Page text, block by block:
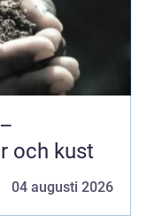
och kust
04 augusti 2026